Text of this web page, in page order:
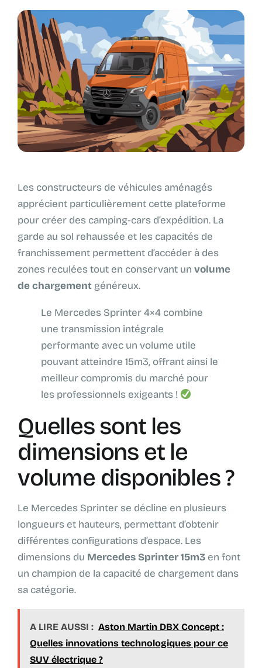
Les constructeurs de véhicules aménagés
apprécient particulièrement cette plateforme
pour créer des camping-cars d’expédition. La
garde au sol rehaussée et les capacités de
franchissement permettent d’accéder à des
zones reculées tout en conservant un volume
de chargement généreux.
Le Mercedes Sprinter 4×4 combine
une transmission intégrale
performante avec un volume utile
pouvant atteindre 15m3, offrant ainsi le
meilleur compromis du marché pour
les professionnels exigeants !
Quelles sont les
dimensions et le
volume disponibles ?
Le Mercedes Sprinter se décline en plusieurs
longueurs et hauteurs, permettant d’obtenir
différentes configurations d’espace. Les
dimensions du Mercedes Sprinter 15m3 en font
un champion de la capacité de chargement dans
sa catégorie.
A LIRE AUSSI : Aston Martin DBX Concept :
Quelles innovations technologiques pour ce
SUV électrique ?